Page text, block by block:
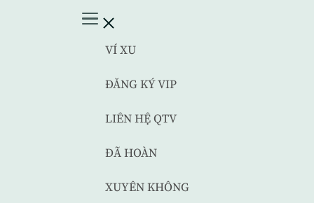
VÍ XU
ĐĂNG KÝ VIP
LIÊN HỆ QTV
ĐÃ HOÀN
XUYÊN KHÔNG